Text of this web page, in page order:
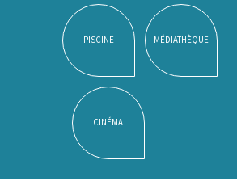
PISCINE MÉDIATHÈQUE
CINÉMA